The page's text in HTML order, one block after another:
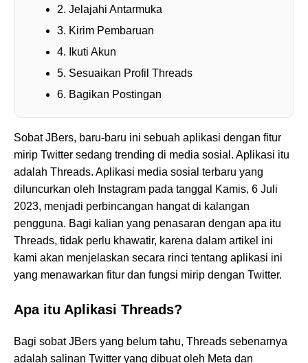
2. Jelajahi Antarmuka
3. Kirim Pembaruan
4. Ikuti Akun
5. Sesuaikan Profil Threads
6. Bagikan Postingan
Sobat JBers, baru-baru ini sebuah aplikasi dengan fitur
mirip Twitter sedang trending di media sosial. Aplikasi itu
adalah Threads. Aplikasi media sosial terbaru yang
diluncurkan oleh Instagram pada tanggal Kamis, 6 Juli
2023, menjadi perbincangan hangat di kalangan
pengguna. Bagi kalian yang penasaran dengan apa itu
Threads, tidak perlu khawatir, karena dalam artikel ini
kami akan menjelaskan secara rinci tentang aplikasi ini
yang menawarkan fitur dan fungsi mirip dengan Twitter.
Apa itu Aplikasi Threads?
Bagi sobat JBers yang belum tahu, Threads sebenarnya
adalah salinan Twitter yang dibuat oleh Meta dan